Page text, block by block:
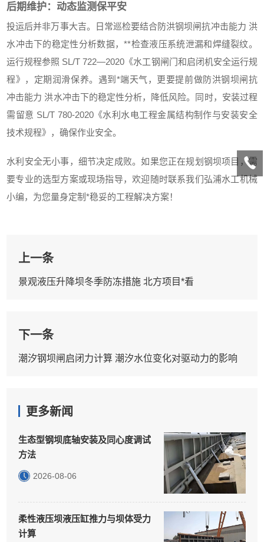
后期维护：动态监测保平安
投运后并非万事大吉。日常巡检要结合防洪钢坝闸抗冲击能力 洪
水冲击下的稳定性分析数据，**检查液压系统泄漏和焊缝裂纹。
运行规程参照 SL/T 722—2020《水工钢闸门和启闭机安全运行规
程》，定期润滑保养。遇到*端天气，更要提前做防洪钢坝闸抗
冲击能力 洪水冲击下的稳定性分析，降低风险。同时，安装过程
需留意 SL/T 780-2020《水利水电工程金属结构制作与安装安全
技术规程》，确保作业安全。
水利安全无小事，细节决定成败。如果您正在规划钢坝项目，需
要专业的选型方案或现场指导，欢迎随时联系我们弘浦水工机械
小编，为您量身定制*稳妥的工程解决方案！
上一条
景观液压升降坝冬季防冻措施 北方项目*看
下一条
潮汐钢坝闸启闭力计算 潮汐水位变化对驱动力的影响
更多新闻
生态型钢坝底轴安装及同心度调试
方法
2026-08-06
柔性液压坝液压缸推力与坝体受力
计算